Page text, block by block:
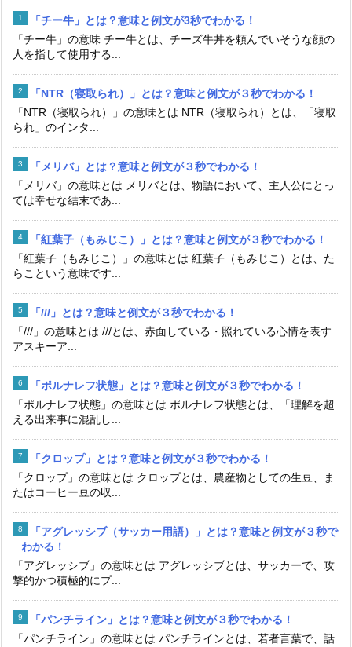
「チー牛」とは？意味と例文が3秒でわかる！
「チー牛」の意味 チー牛とは、チーズ牛丼を頼んでいそうな顔の
人を指して使用する...
「NTR（寝取られ）」とは？意味と例文が３秒でわかる！
「NTR（寝取られ）」の意味とは NTR（寝取られ）とは、「寝取
られ」のインタ...
「メリバ」とは？意味と例文が３秒でわかる！
「メリバ」の意味とは メリバとは、物語において、主人公にとっ
ては幸せな結末であ...
「紅葉子（もみじこ）」とは？意味と例文が３秒でわかる！
「紅葉子（もみじこ）」の意味とは 紅葉子（もみじこ）とは、た
らこという意味です...
「///」とは？意味と例文が３秒でわかる！
「///」の意味とは ///とは、赤面している・照れている心情を表す
アスキーア...
「ポルナレフ状態」とは？意味と例文が３秒でわかる！
「ポルナレフ状態」の意味とは ポルナレフ状態とは、「理解を超
える出来事に混乱し...
「クロップ」とは？意味と例文が３秒でわかる！
「クロップ」の意味とは クロップとは、農産物としての生豆、ま
たはコーヒー豆の収...
「アグレッシブ（サッカー用語）」とは？意味と例文が３秒で
わかる！
「アグレッシブ」の意味とは アグレッシブとは、サッカーで、攻
撃的かつ積極的にプ...
「パンチライン」とは？意味と例文が３秒でわかる！
「パンチライン」の意味とは パンチラインとは、若者言葉で、話